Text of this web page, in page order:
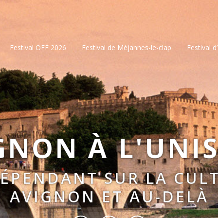
Festival OFF 2026 Festival de Méjannes-le-clap Festival
À
SUR LA
AVIGNON ET AU-DELÀ